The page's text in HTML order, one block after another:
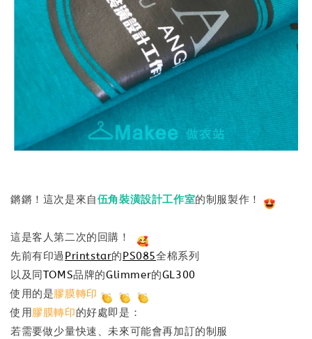
鏘鏘！這次是來自伍角裝潢設計工作室的制服製作！
這是客人第二次的回購！
先前有印過 Printstar的PS085全棉系列
以及同TOMS品牌的Glimmer的GL300
使用的是膠膜轉印
使用膠膜轉印的好處即是：
若需要做少量快速、未來可能會再加訂的制服